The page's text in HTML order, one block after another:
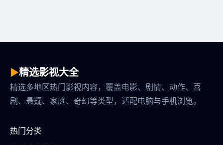
▶精选影视大全
精选多地区热门影视内容，覆盖电影、剧情、动作、喜
剧、悬疑、家庭、奇幻等类型，适配电脑与手机浏览。
热门分类